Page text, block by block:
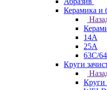
Керамика и
14А
25А
63С/
Круги
Круги